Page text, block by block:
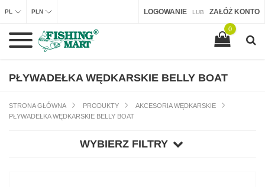
LOGOWANIE LUB ZAŁÓŻ KONTO
PL PLN
0
PŁYWADEŁKA WĘDKARSKIE BELLY BOAT
STRONA GŁÓWNA PRODUKTY
AKCESORIA WĘDKARSKIE
PŁYWADEŁKA WĘDKARSKIE BELLY BOAT
WYBIERZ FILTRY